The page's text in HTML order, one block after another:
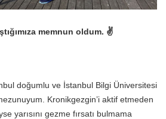
memnun oldum. ✌
doğumlu ve İstanbul Bilgi Üniversitesi
Kronikgezgin’i aktif etmeden
yarısını gezme fırsatı bulmama